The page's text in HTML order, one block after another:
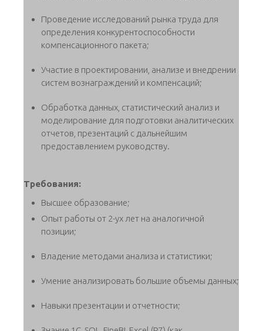
Проведение исследований рынка труда для
определения конкурентоспособности
компенсационного пакета;
Участие в проектировании, анализе и внедрении
систем вознаграждений и компенсаций;
Обработка данных, статистический анализ и
моделирование для подготовки аналитических
отчетов, презентаций с дальнейшим
предоставлением руководству.
Требования:
Высшее образование;
Опыт работы от 2-ух лет на аналогичной
позиции;
Владение методами анализа и статистики;
Умение анализировать большие объемы данных;
Навыки презентации и отчетности;